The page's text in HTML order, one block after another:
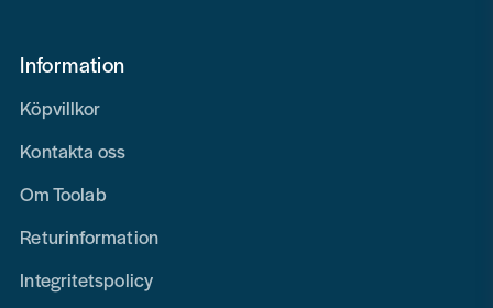
Information
Köpvillkor
Kontakta oss
Om Toolab
Returinformation
Integritetspolicy